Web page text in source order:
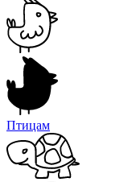
Птицам